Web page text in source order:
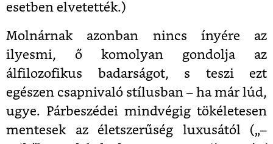
esetben elvetették.)
Molnárnak azonban nincs ínyére az
ilyesmi, ő komolyan gondolja az
álfilozofikus badarságot, s teszi ezt
egészen csapnivaló stílusban – ha már lúd,
ugye. Párbeszédei mindvégig tökéletesen
mentesek az életszerűség luxusától („–